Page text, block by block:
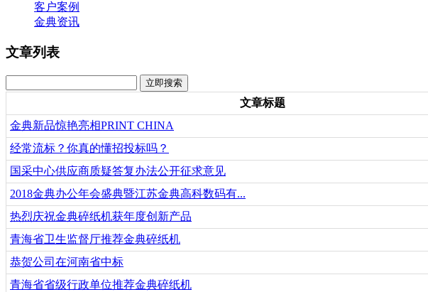
客户案例
金典资讯
文章列表
文章标题
金典新品惊艳亮相PRINT CHINA
经常流标？你真的懂招投标吗？
国采中心供应商质疑答复办法公开征求意见
2018金典办公年会盛典暨江苏金典高科数码有...
热烈庆祝金典碎纸机获年度创新产品
青海省卫生监督厅推荐金典碎纸机
恭贺公司在河南省中标
青海省省级行政单位推荐金典碎纸机